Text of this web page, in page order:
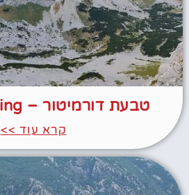
טבעת דורמיטור – Durmitor Ring
קרא עוד >>